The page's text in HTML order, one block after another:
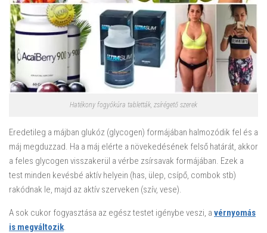
Hatékony fogyókúra tabletták, zsírégető szerek
Eredetileg a májban glukóz (glycogen) formájában halmozódik fel és a
máj megduzzad. Ha a máj elérte a növekedésének felső határát, akkor
a feles glycogen visszakerül a vérbe zsírsavak formájában. Ezek a
test minden kevésbé aktív helyein (has, ülep, csípő, combok stb)
rakódnak le, majd az aktív szerveken (szív, vese).
A sok cukor fogyasztása az egész testet igénybe veszi, a vérnyomás
is megváltozik